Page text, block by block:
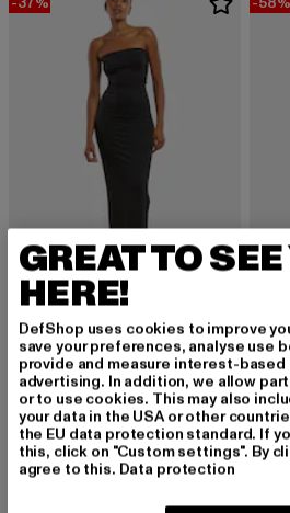
URBAN CLASSICS
Ladies Bandeau Midi
22,04 EUR
Derzeitiger Preis: 22,04 EUR
34,99 EURAktionspreis: 34,99
Cocktailkleider: Eleganz trifft
GREAT TO
HERE!
DefShop uses cookies to improve
save your preferences, analyse use
provide and measure interest-
advertising. In addition, we allow
or to use cookies. This may also
your data in the USA or other
the EU data protection standard. If
this, click on "Custom settings". By
agree to this. Data protection